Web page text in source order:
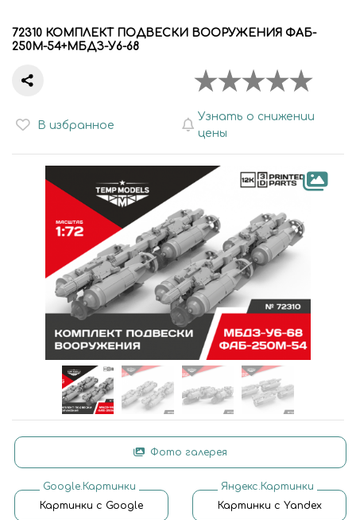
72310 КОМПЛЕКТ ПОДВЕСКИ ВООРУЖЕНИЯ ФАБ-
250М-54+МБДЗ-У6-68
В избранное
Узнать о снижении
цены
Фото галерея
Google.Картинки
Картинки с Google
Яндекс.Картинки
Картинки с Yandex